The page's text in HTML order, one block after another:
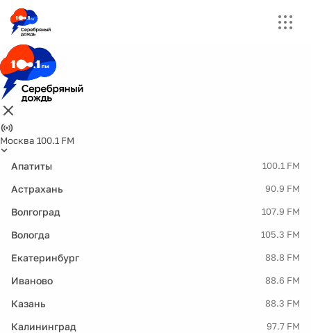
Москва 100.1 FM
Апатиты 100.1 FM
Астрахань 90.9 FM
Волгоград 107.9 FM
Вологда 105.3 FM
Екатеринбург 88.8 FM
Иваново 88.6 FM
Казань 88.3 FM
Калининград 97.7 FM